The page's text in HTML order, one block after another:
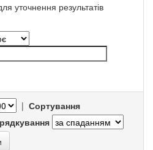
уточнення результатів
| Сортування